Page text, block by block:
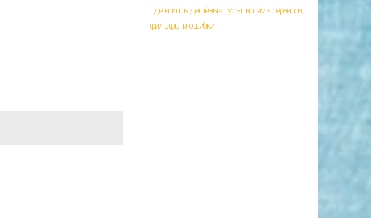
Где искать дешёвые туры: восемь сервисов,
фильтры и ошибки